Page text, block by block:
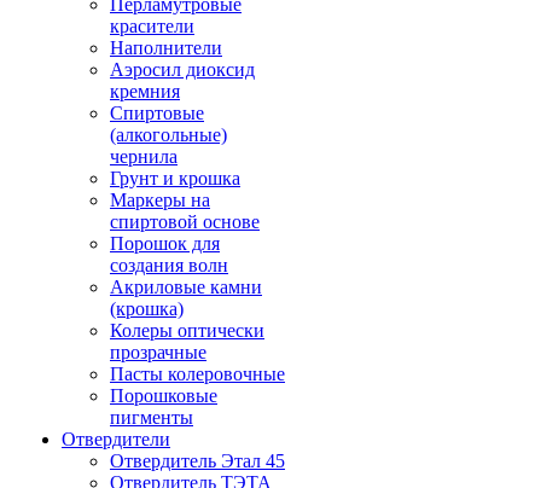
Перламутровые
красители
Наполнители
Аэросил диоксид
кремния
Спиртовые
(алкогольные)
чернила
Грунт и крошка
Маркеры на
спиртовой основе
Порошок для
создания волн
Акриловые камни
(крошка)
Колеры оптически
прозрачные
Пасты колеровочные
Порошковые
пигменты
Отвердители
Отвердитель Этал 45
Отвердитель ТЭТА